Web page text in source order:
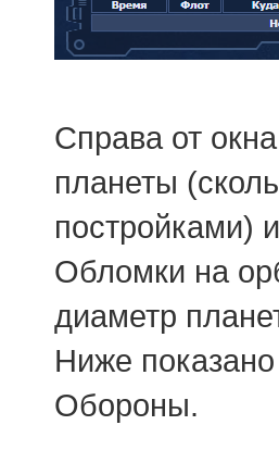
Справа от
планеты
постройками)
Обломки на
диаметр
Ниже
Обороны.